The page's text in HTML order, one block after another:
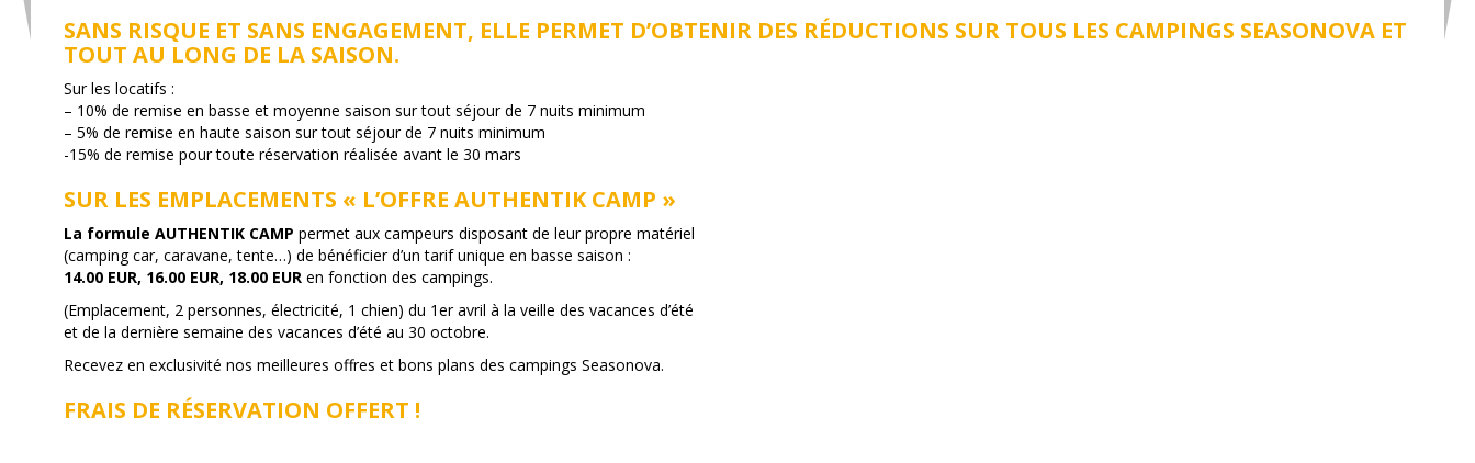
SANS RISQUE ET SANS ENGAGEMENT, ELLE PERMET D’OBTENIR DES RÉDUCTIONS SUR TOUS LES CAMPINGS SEASONOVA ET
TOUT AU LONG DE LA SAISON.
Sur les locatifs :
– 10% de remise en basse et moyenne saison sur tout séjour de 7 nuits minimum
– 5% de remise en haute saison sur tout séjour de 7 nuits minimum
-15% de remise pour toute réservation réalisée avant le 30 mars
SUR LES EMPLACEMENTS « L’OFFRE AUTHENTIK CAMP »
La formule AUTHENTIK CAMP permet aux campeurs disposant de leur propre matériel
(camping car, caravane, tente…) de bénéficier d’un tarif unique en basse saison :
14.00 EUR, 16.00 EUR, 18.00 EUR en fonction des campings.
(Emplacement, 2 personnes, électricité, 1 chien) du 1er avril à la veille des vacances d’été
et de la dernière semaine des vacances d’été au 30 octobre.
Recevez en exclusivité nos meilleures offres et bons plans des campings Seasonova.
FRAIS DE RÉSERVATION OFFERT !